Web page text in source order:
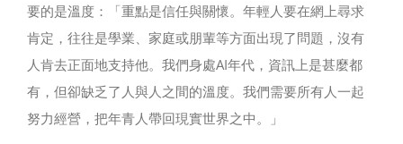
要的是溫度：「重點是信任與關懷。年輕人要在網上尋求
肯定，往往是學業、家庭或朋輩等方面出現了問題，沒有
人肯去正面地支持他。我們身處AI年代，資訊上是甚麼都
有，但卻缺乏了人與人之間的溫度。我們需要所有人一起
努力經營，把年青人帶回現實世界之中。」